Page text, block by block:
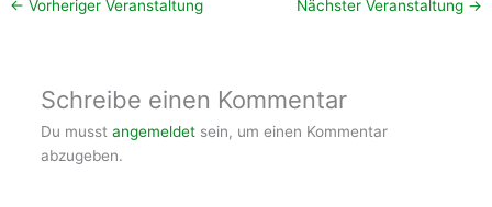
← Vorheriger Veranstaltung Nächster Veranstaltung →
Schreibe einen Kommentar
Du musst angemeldetsein, um einen Kommentar
abzugeben.